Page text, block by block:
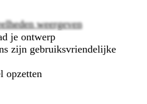
weergeven
je ontwerp
zijn gebruiksvriendelijke
opzetten